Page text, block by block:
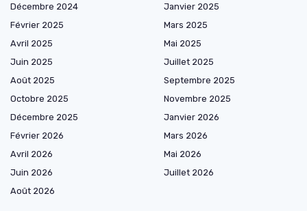
Décembre 2024
Janvier 2025
Février 2025
Mars 2025
Avril 2025
Mai 2025
Juin 2025
Juillet 2025
Août 2025
Septembre 2025
Octobre 2025
Novembre 2025
Décembre 2025
Janvier 2026
Février 2026
Mars 2026
Avril 2026
Mai 2026
Juin 2026
Juillet 2026
Août 2026